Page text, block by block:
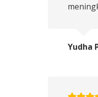
Yudha